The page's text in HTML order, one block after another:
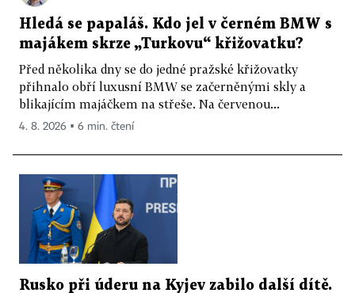
Hledá se papaláš. Kdo jel v černém BMW s
majákem skrze „Turkovu“ křižovatku?
Před několika dny se do jedné pražské křižovatky
přihnalo obří luxusní BMW se začerněnými skly a
blikajícím majáčkem na střeše. Na červenou...
4. 8. 2026 ▪ 6 min. čtení
Rusko při úderu na Kyjev zabilo další dítě.